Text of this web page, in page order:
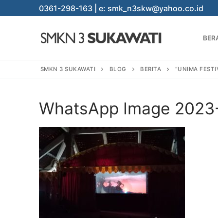
ke
0361-298-163 | e: smk_n3skw@yahoo.co.id
Cari:
SMKN 3 SUKAWATI BLOG BERITA “UNIMA
WhatsApp Image